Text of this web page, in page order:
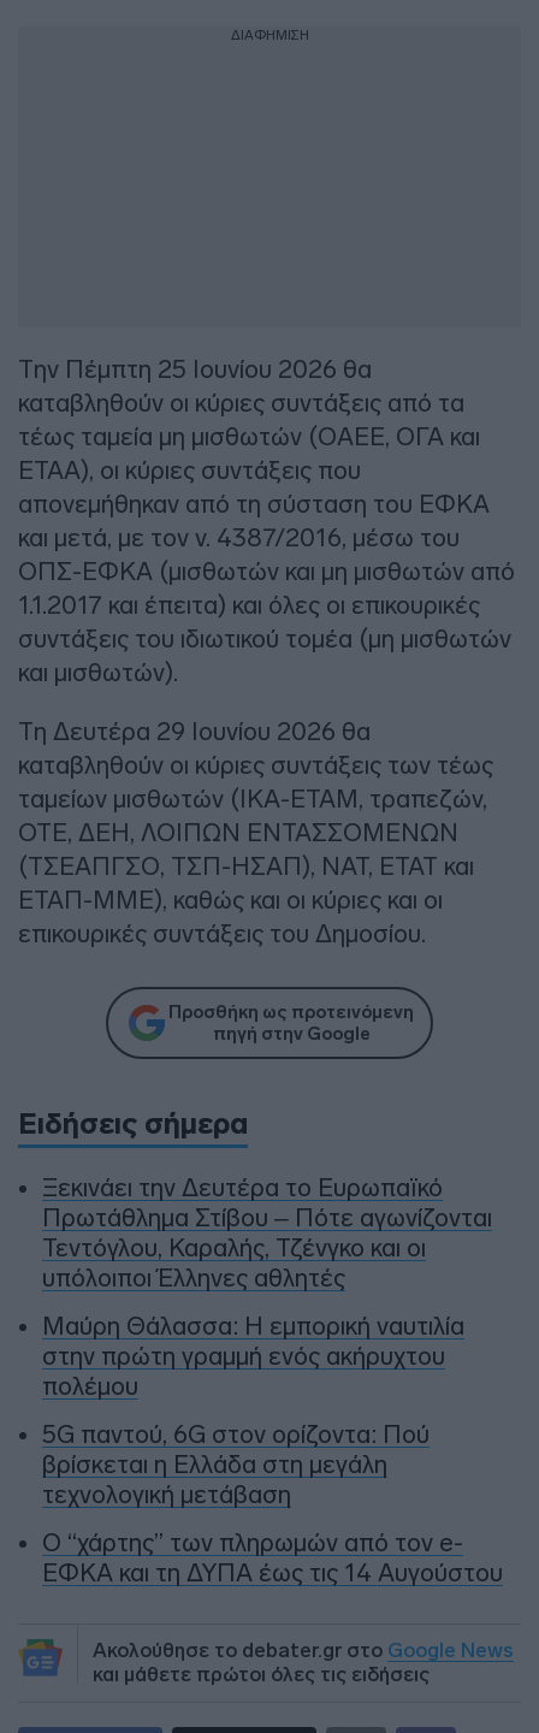
ΔΙΑΦΗΜΙΣΗ
Την Πέμπτη 25 Ιουνίου 2026 θα
καταβληθούν οι κύριες συντάξεις από τα
τέως ταμεία μη μισθωτών (ΟΑΕΕ, ΟΓΑ και
ΕΤΑΑ), οι κύριες συντάξεις που
απονεμήθηκαν από τη σύσταση του ΕΦΚΑ
και μετά, με τον ν. 4387/2016, μέσω του
ΟΠΣ-ΕΦΚΑ (μισθωτών και μη μισθωτών από
1.1.2017 και έπειτα) και όλες οι επικουρικές
συντάξεις του ιδιωτικού τομέα (μη μισθωτών
και μισθωτών).
Τη Δευτέρα 29 Ιουνίου 2026 θα
καταβληθούν οι κύριες συντάξεις των τέως
ταμείων μισθωτών (ΙΚΑ-ΕΤΑΜ, τραπεζών,
ΟΤΕ, ΔΕΗ, ΛΟΙΠΩΝ ΕΝΤΑΣΣΟΜΕΝΩΝ
(ΤΣΕΑΠΓΣΟ, ΤΣΠ-ΗΣΑΠ), ΝΑΤ, ΕΤΑΤ και
ΕΤΑΠ-ΜΜΕ), καθώς και οι κύριες και οι
επικουρικές συντάξεις του Δημοσίου.
Προσθήκη ως προτεινόμενη
πηγή στην Google
Ειδήσεις σήμερα
Ξεκινάει την Δευτέρα το Ευρωπαϊκό
Πρωτάθλημα Στίβου – Πότε αγωνίζονται
Τεντόγλου, Καραλής, Τζένγκο και οι
υπόλοιποι Έλληνες αθλητές
Μαύρη Θάλασσα: Η εμπορική ναυτιλία
στην πρώτη γραμμή ενός ακήρυχτου
πολέμου
5G παντού, 6G στον ορίζοντα: Πού
βρίσκεται η Ελλάδα στη μεγάλη
τεχνολογική μετάβαση
Ο “χάρτης” των πληρωμών από τον e-
ΕΦΚΑ και τη ΔΥΠΑ έως τις 14 Αυγούστου
Ακολούθησε το debater.gr στο Google News
και μάθετε πρώτοι όλες τις ειδήσεις